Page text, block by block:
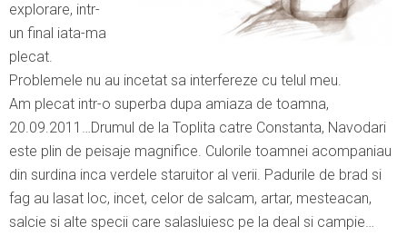
explorare, intr-
un final iata-ma
plecat.
Problemele nu au incetat sa interfereze cu telul meu.
Am plecat intr-o superba dupa amiaza de toamna,
20.09.2011…Drumul de la Toplita catre Constanta, Navodari
este plin de peisaje magnifice. Culorile toamnei acompaniau
din surdina inca verdele staruitor al verii. Padurile de brad si
fag au lasat loc, incet, celor de salcam, artar, mesteacan,
salcie si alte specii care salasluiesc pe la deal si campie…